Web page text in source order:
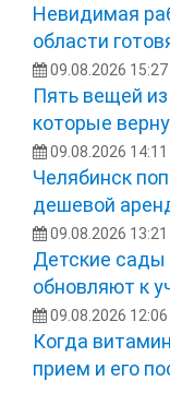
Невидимая
области
09.08.2026 15:27
Пять вещей
которые
09.08.2026 14:11
Челябинск
дешевой
09.08.2026 13:21
Детские сады
обновляют к
09.08.2026 12:06
Когда
прием и его